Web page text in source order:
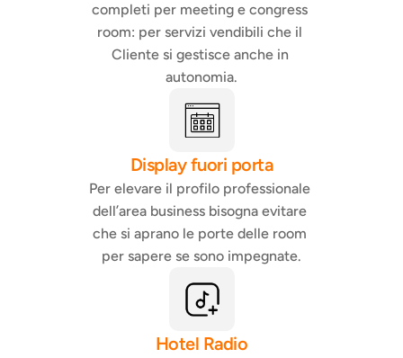
completi per meeting e congress
room: per servizi vendibili che il
Cliente si gestisce anche in
autonomia.
Display fuori porta
Per elevare il profilo professionale
dell’area business bisogna evitare
che si aprano le porte delle room
per sapere se sono impegnate.
Hotel Radio